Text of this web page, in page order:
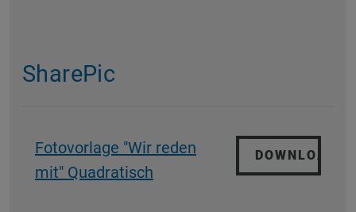
SharePic
Fotovorlage "Wir reden
mit" Quadratisch
DOWNLOAD